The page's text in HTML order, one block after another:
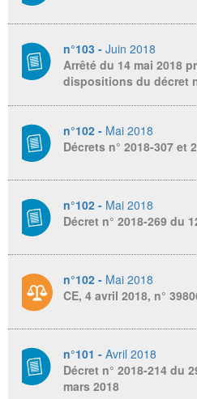
n°103 - Juin 2018
Arrêté du 14 mai 2018
dispositions du décret
n°102 - Mai 2018
Décrets n° 2018-307 et
n°102 - Mai 2018
Décret n° 2018-269 du
n°102 - Mai 2018
CE, 4 avril 2018, n°
n°101 - Avril 2018
Décret n° 2018-214 du
mars 2018